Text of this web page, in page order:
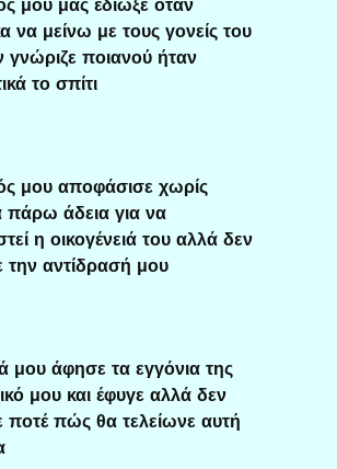
να μείνω με τους γονείς του
γνώριζε ποιανού ήταν
το σπίτι
μου αποφάσισε χωρίς
πάρω άδεια για να
η οικογένειά του αλλά δεν
την αντίδρασή μου
μου άφησε τα εγγόνια της
μου και έφυγε αλλά δεν
ποτέ πώς θα τελείωνε αυτή